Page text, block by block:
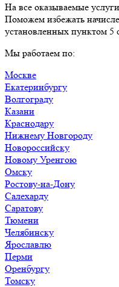
На все оказываемые
Поможем избежать
установленных пунктом 5
Мы работаем по:
Москве
Екатеринбургу
Волгограду
Казани
Краснодару
Нижнему Новгороду
Новороссийску
Новому Уренгою
Омску
Ростову-на-Дону
Салехарду
Саратову
Тюмени
Челябинску
Ярославлю
Перми
Оренбургу
Томску